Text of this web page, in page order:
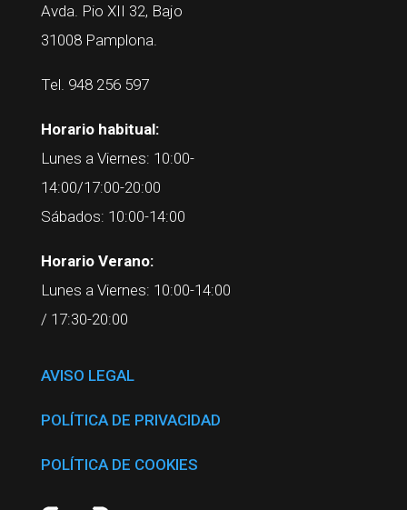
Avda. Pio XII 32, Bajo
31008 Pamplona.
Tel. 948 256 597
Horario habitual:
Lunes a Viernes: 10:00-
14:00/17:00-20:00
Sábados: 10:00-14:00
Horario Verano:
Lunes a Viernes: 10:00-14:00
/ 17:30-20:00
AVISO LEGAL
POLÍTICA DE PRIVACIDAD
POLÍTICA DE COOKIES